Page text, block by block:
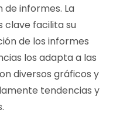
de informes. La
clave facilita su
de los informes
los adapta a las
diversos gráficos y
tendencias y